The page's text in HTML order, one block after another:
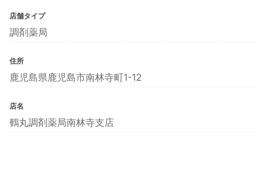
店舗タイプ
調剤薬局
住所
鹿児島県鹿児島市南林寺町1-12
店名
鶴丸調剤薬局南林寺支店